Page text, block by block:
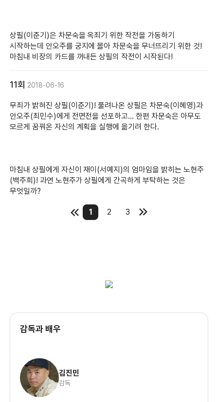
상필(이준기)은 차문숙을 옥죄기 위한 작전을 가동하기
시작하는데 안오주를 궁지에 몰아 차문숙을 무너뜨리기 위한 것!
마침내 비장의 카드를 꺼내든 상필의 작전이 시작된다!
11회 2018-06-16
무죄가 밝혀진 상필(이준기)! 풀려나온 상필은 차문숙(이혜영)과
안오주(최민수)에게 전면전을 선포하고... 한편 차문숙은 아무도
모르게 꿈꿔온 자신의 계획을 실행에 옮기려 한다.
마침내 상필에게 자신이 재이(서예지)의 엄마임을 밝히는 노현주
(백주희)! 과연 노현주가 상필에게 간곡하게 부탁하는 것은
무엇일까?
1 2 3
감독과 배우
김진민
감독